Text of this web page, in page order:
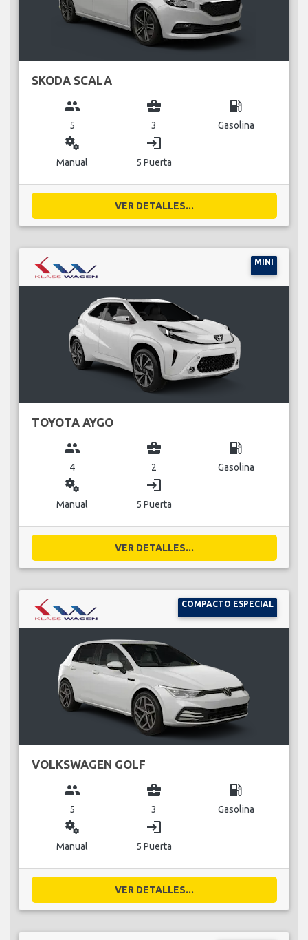
SKODA SCALA
group
5
business_center
3
local_gas_station
Gasolina
miscellaneous_services
Manual
login
5 Puerta
VER DETALLES...
MINI
TOYOTA AYGO
group
4
business_center
2
local_gas_station
Gasolina
miscellaneous_services
Manual
login
5 Puerta
VER DETALLES...
COMPACTO ESPECIAL
VOLKSWAGEN GOLF
group
5
business_center
3
local_gas_station
Gasolina
miscellaneous_services
Manual
login
5 Puerta
VER DETALLES...